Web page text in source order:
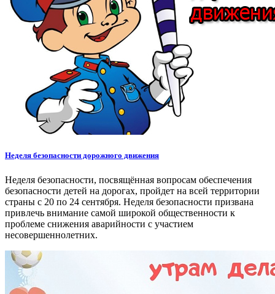
Неделя безопасности дорожного движения
Неделя безопасности, посвящённая вопросам обеспечения
безопасности детей на дорогах, пройдет на всей территории
страны с 20 по 24 сентября. Неделя безопасности призвана
привлечь внимание самой широкой общественности к
проблеме снижения аварийности с участием
несовершеннолетних.